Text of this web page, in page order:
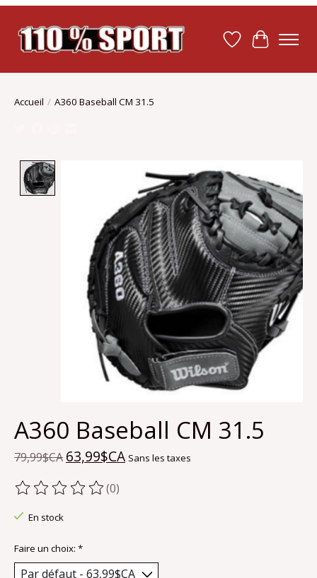
Liste dePanier
Accueil / A360 Baseball CM 31.5
Product image slideshow Items
A360 Baseball CM 31.5
79,99$CA 63,99$CA Sans les taxes
Ce produit est évalué à
(0)
En stock
Faire un choix: *